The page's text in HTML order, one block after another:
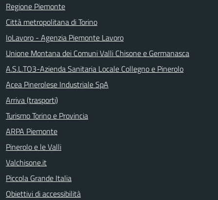
Regione Piemonte
Città metropolitana di Torino
IoLavoro - Agenzia Piemonte Lavoro
Unione Montana dei Comuni Valli Chisone e Germanasca
A.S.L.TO3-Azienda Sanitaria Locale Collegno e Pinerolo
Acea Pinerolese Industriale SpA
Arriva (trasporti)
Turismo Torino e Provincia
ARPA Piemonte
Pinerolo e le Valli
Valchisone.it
Piccola Grande Italia
Obiettivi di accessibilità